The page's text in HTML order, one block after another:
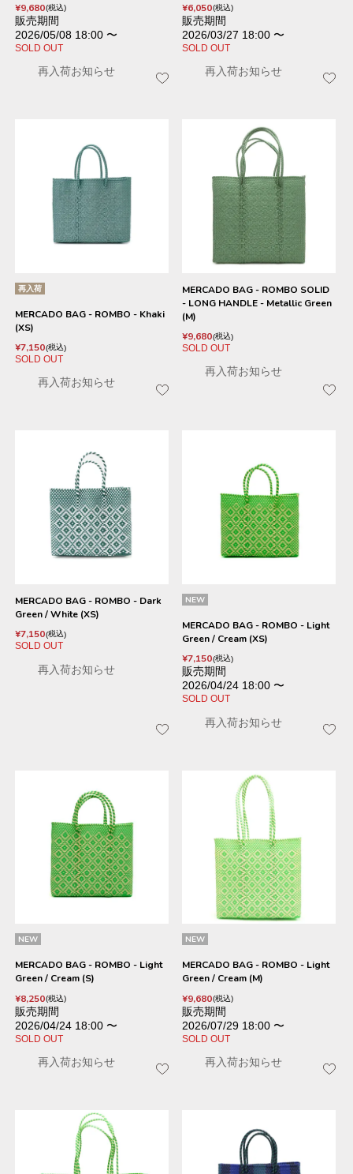
¥9,680 税込
販売期間
2026/05/08 18:00 〜
SOLD OUT
再入荷お知らせ
¥6,050 税込
販売期間
2026/03/27 18:00 〜
SOLD OUT
再入荷お知らせ
再入荷
MERCADO BAG - ROMBO - Khaki
(XS)
¥7,150 税込
SOLD OUT
再入荷お知らせ
MERCADO BAG - ROMBO SOLID
- LONG HANDLE - Metallic Green
(M)
¥9,680 税込
SOLD OUT
再入荷お知らせ
MERCADO BAG - ROMBO - Dark
Green / White (XS)
¥7,150 税込
SOLD OUT
再入荷お知らせ
NEW
MERCADO BAG - ROMBO - Light
Green / Cream (XS)
¥7,150 税込
販売期間
2026/04/24 18:00 〜
SOLD OUT
再入荷お知らせ
NEW
MERCADO BAG - ROMBO - Light
Green / Cream (S)
¥8,250 税込
販売期間
2026/04/24 18:00 〜
SOLD OUT
再入荷お知らせ
NEW
MERCADO BAG - ROMBO - Light
Green / Cream (M)
¥9,680 税込
販売期間
2026/07/29 18:00 〜
SOLD OUT
再入荷お知らせ